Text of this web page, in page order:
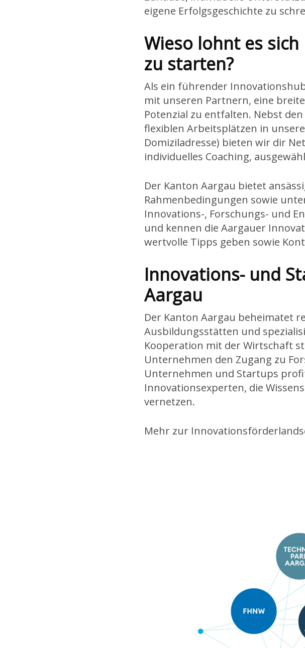
eigene Erfolgsgeschichte zu
Wieso lohnt es sich
zu starten?
Als ein führender
mit unseren Partnern, eine
Potenzial zu entfalten. Nebst
flexiblen Arbeitsplätzen in
Domiziladresse) bieten wir dir
individuelles Coaching,
Der Kanton Aargau bietet
Rahmenbedingungen sowie
Innovations-, Forschungs- und
und kennen die Aargauer
wertvolle Tipps geben sowie
Innovations- und
Aargau
Der Kanton Aargau beheimatet
Ausbildungsstätten und
Kooperation mit der Wirtschaft
Unternehmen den Zugang zu
Unternehmen und Startups
Innovationsexperten, die
vernetzen.
Mehr zur